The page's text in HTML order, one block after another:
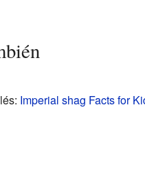
Imperial shag Facts for